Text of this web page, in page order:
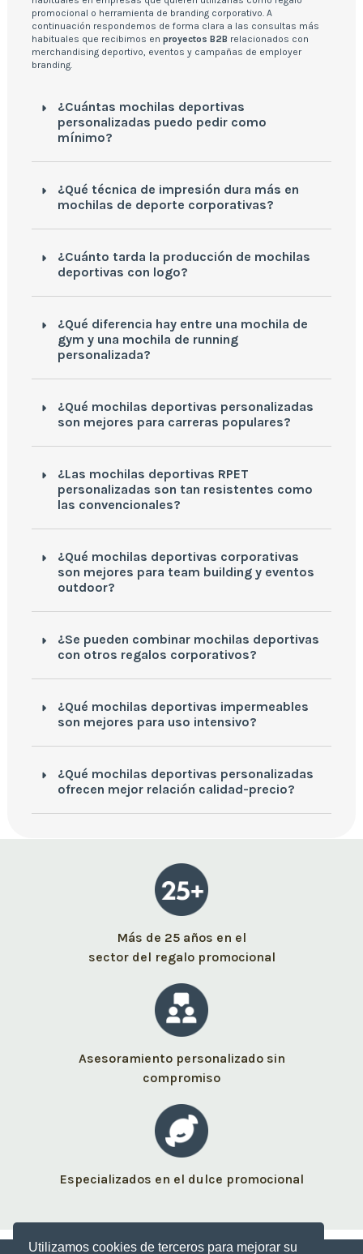
Utilizamos cookies de terceros para mejorar su
promocional o herramienta de branding corporativo. A
continuación respondemos de forma clara a las consultas más
habituales que recibimos en proyectos B2B relacionados con
merchandising deportivo, eventos y campañas de employer
branding.
¿Cuántas mochilas deportivas
personalizadas puedo pedir como
mínimo?
¿Qué técnica de impresión dura más en
mochilas de deporte corporativas?
¿Cuánto tarda la producción de mochilas
deportivas con logo?
¿Qué diferencia hay entre una mochila de
gym y una mochila de running
personalizada?
¿Qué mochilas deportivas personalizadas
son mejores para carreras populares?
¿Las mochilas deportivas RPET
personalizadas son tan resistentes como
las convencionales?
¿Qué mochilas deportivas corporativas
son mejores para team building y eventos
outdoor?
¿Se pueden combinar mochilas deportivas
con otros regalos corporativos?
¿Qué mochilas deportivas impermeables
son mejores para uso intensivo?
¿Qué mochilas deportivas personalizadas
ofrecen mejor relación calidad-precio?
Más de 25 años en el
sector del regalo promocional
Asesoramiento personalizado sin
compromiso
Especializados en el dulce promocional